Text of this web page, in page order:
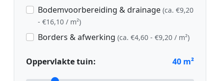
Bodemvoorbereiding & drainage (ca. €9,20
- €16,10 / m²)
Borders & afwerking (ca. €4,60 - €9,20 / m²)
Oppervlakte tuin: 40 m²